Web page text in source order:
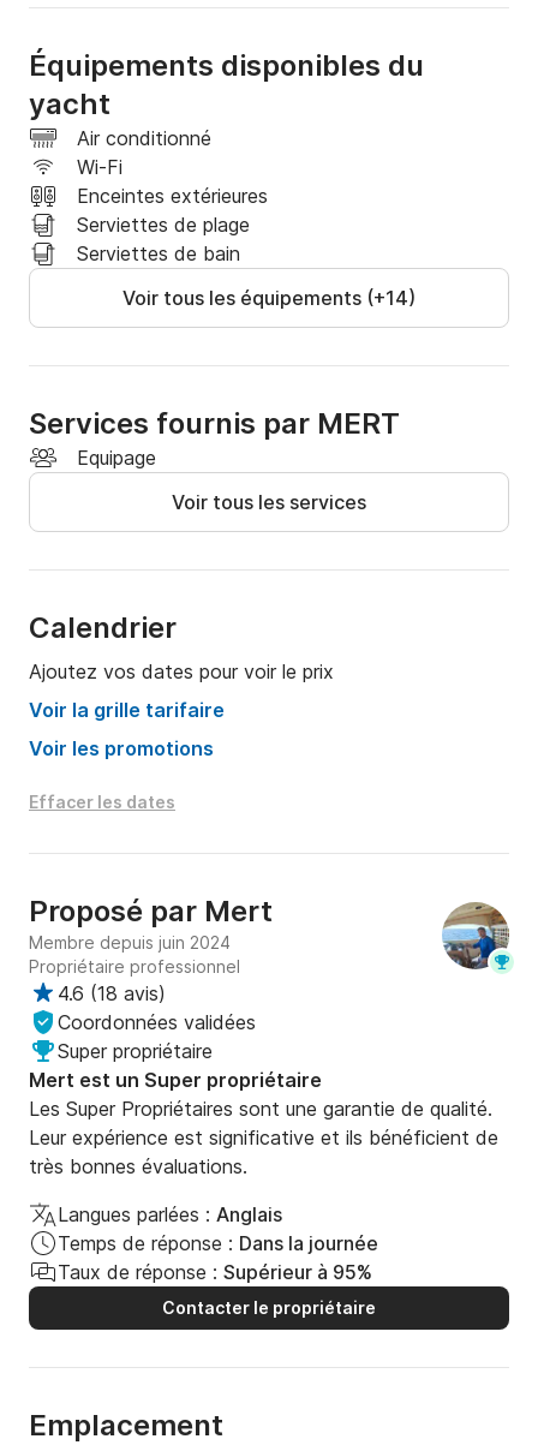
Il y a également des toilettes invités à l'arrière.
Climatisation centralisée
Équipements disponibles du
yacht
Air conditionné
Wi-Fi
Enceintes extérieures
Serviettes de plage
Serviettes de bain
Voir tous les équipements (+14)
Services fournis par MERT
Equipage
Voir tous les services
Calendrier
Ajoutez vos dates pour voir le prix
Voir la grille tarifaire
Voir les promotions
Effacer les dates
Proposé par Mert
Membre depuis juin 2024
Propriétaire professionnel
4.6 (18 avis)
Coordonnées validées
Super propriétaire
Mert est un Super propriétaire
Les Super Propriétaires sont une garantie de qualité.
Leur expérience est significative et ils bénéficient de
très bonnes évaluations.
Langues parlées : Anglais
Temps de réponse : Dans la journée
Taux de réponse : Supérieur à 95%
Contacter le propriétaire
Emplacement